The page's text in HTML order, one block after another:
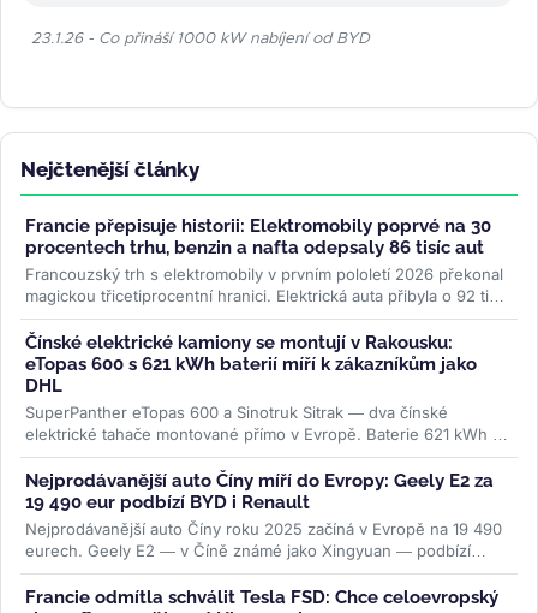
23.1.26 - Co přináší 1000 kW nabíjení od BYD
Nejčtenější články
Francie přepisuje historii: Elektromobily poprvé na 30
procentech trhu, benzin a nafta odepsaly 86 tisíc aut
Francouzský trh s elektromobily v prvním pololetí 2026 překonal
magickou třicetiprocentní hranici. Elektrická auta přibyla o 92 tisíc
kusů...>>
Čínské elektrické kamiony se montují v Rakousku:
eTopas 600 s 621 kWh baterií míří k zákazníkům jako
DHL
SuperPanther eTopas 600 a Sinotruk Sitrak — dva čínské
elektrické tahače montované přímo v Evropě. Baterie 621 kWh od
CATL, reálný...>>
Nejprodávanější auto Číny míří do Evropy: Geely E2 za
19 490 eur podbízí BYD i Renault
Nejprodávanější auto Číny roku 2025 začíná v Evropě na 19 490
eurech. Geely E2 — v Číně známé jako Xingyuan — podbízí
BYD...>>
Francie odmítla schválit Tesla FSD: Chce celoevropský